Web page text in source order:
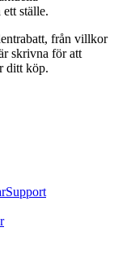
ställe.
från villkor
skrivna för att
ditt köp.
Support